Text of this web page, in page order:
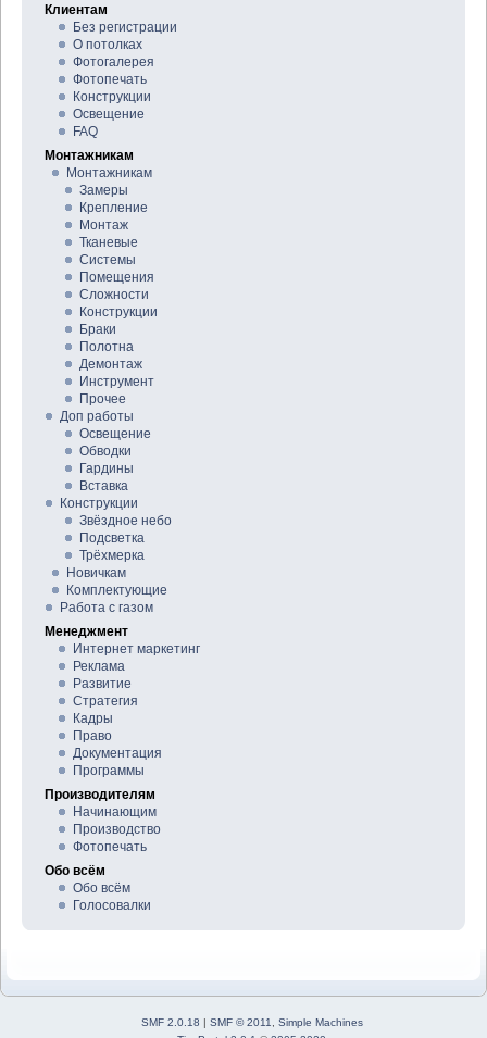
Клиентам
Без регистрации
О потолках
Фотогалерея
Фотопечать
Конструкции
Освещение
FAQ
Монтажникам
Монтажникам
Замеры
Крепление
Монтаж
Тканевые
Системы
Помещения
Сложности
Конструкции
Браки
Полотна
Демонтаж
Инструмент
Прочее
Доп работы
Освещение
Обводки
Гардины
Вставка
Конструкции
Звёздное небо
Подсветка
Трёхмерка
Новичкам
Комплектующие
Работа с газом
Менеджмент
Интернет маркетинг
Реклама
Развитие
Стратегия
Кадры
Право
Документация
Программы
Производителям
Начинающим
Производство
Фотопечать
Обо всём
Обо всём
Голосовалки
SMF 2.0.18 | SMF © 2011
Simple Machines